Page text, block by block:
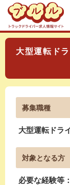
大型運転ド
募集職種
大型運転ドラ
対象となる方
必要な経験等